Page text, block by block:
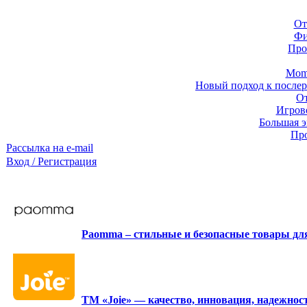
От
Новый подход к
Большая
Рассылка на e-mail
Вход / Регистрация
Paomma – стильные и безопасные товары
ТМ «Joie» — качество, инновация,